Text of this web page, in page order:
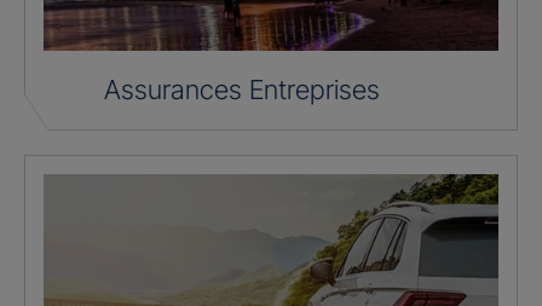
Assurances Entreprises